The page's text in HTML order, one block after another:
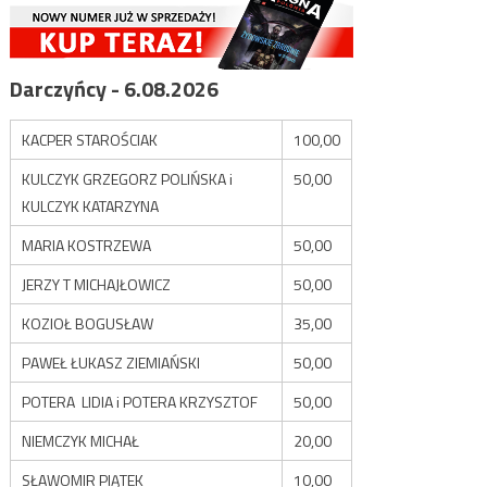
Darczyńcy - 6.08.2026
KACPER STAROŚCIAK
100,00
KULCZYK GRZEGORZ POLIŃSKA i
KULCZYK KATARZYNA
50,00
MARIA KOSTRZEWA
50,00
JERZY T MICHAJŁOWICZ
50,00
KOZIOŁ BOGUSŁAW
35,00
PAWEŁ ŁUKASZ ZIEMIAŃSKI
50,00
POTERA LIDIA i POTERA KRZYSZTOF
50,00
NIEMCZYK MICHAŁ
20,00
SŁAWOMIR PIĄTEK
10,00